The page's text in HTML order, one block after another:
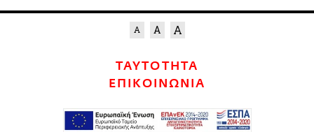
ΤΑΥΤΟΤΗΤΑ
ΕΠΙΚΟΙΝΩΝΙΑ